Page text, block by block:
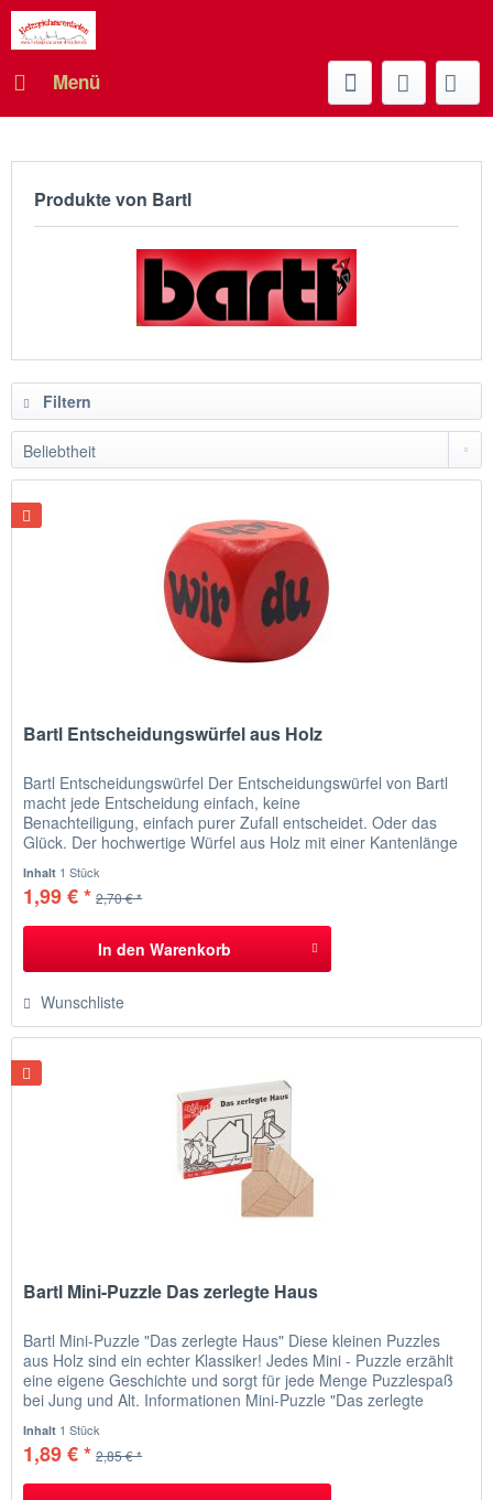
Menü
Produkte von Bartl
Filtern
Bartl Entscheidungswürfel aus Holz
Bartl Entscheidungswürfel Der Entscheidungswürfel von Bartl
macht jede Entscheidung einfach, keine
Benachteiligung, einfach purer Zufall entscheidet. Oder das
Glück. Der hochwertige Würfel aus Holz mit einer Kantenlänge
natürlich auch für die ganze Familie. Wer spült ab? Wer geht
mit dem Hund raus? Wer darf feiern...
Inhalt 1 Stück
1,99 € * 2,70 € *
In den Warenkorb
Wunschliste
Bartl Mini-Puzzle Das zerlegte Haus
Bartl Mini-Puzzle "Das zerlegte Haus" Diese kleinen Puzzles
aus Holz sind ein echter Klassiker! Jedes Mini - Puzzle erzählt
eine eigene Geschichte und sorgt für jede Menge Puzzlespaß
bei Jung und Alt. Informationen Mini-Puzzle "Das zerlegte
Fertighäuschen aus fünf Teilen. Ohne Bauanleitung - die war
ihm...
Inhalt 1 Stück
1,89 € * 2,85 € *